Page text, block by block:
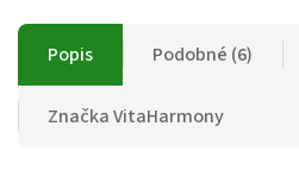
Popis Podobné (6)
ZnačkaVitaHarmony